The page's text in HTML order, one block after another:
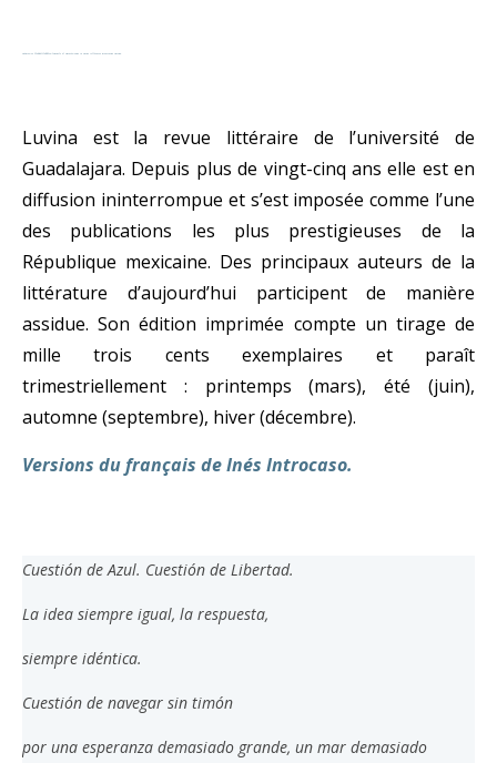
Poèmes de L’infinitif du bleu traduits et publiés dans la Revue littéraire mexicaine Luvina.
Luvina est la revue littéraire de l’université de
Guadalajara. Depuis plus de vingt-cinq ans elle est en
diffusion ininterrompue et s’est imposée comme l’une
des publications les plus prestigieuses de la
République mexicaine. Des principaux auteurs de la
littérature d’aujourd’hui participent de manière
assidue. Son édition imprimée compte un tirage de
mille trois cents exemplaires et paraît
trimestriellement : printemps (mars), été (juin),
automne (septembre), hiver (décembre).
Versions du français de Inés Introcaso.
Cuestión de Azul. Cuestión de Libertad.
La idea siempre igual, la respuesta,
siempre idéntica.
Cuestión de navegar sin timón
por una esperanza demasiado grande, un mar demasiado